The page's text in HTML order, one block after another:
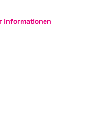
Informationen